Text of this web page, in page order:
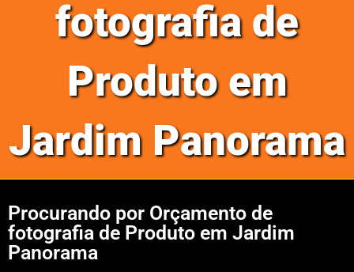
fotografia de
Produto em
Jardim Panorama
Procurando por Orçamento de
fotografia de Produto em Jardim
Panorama